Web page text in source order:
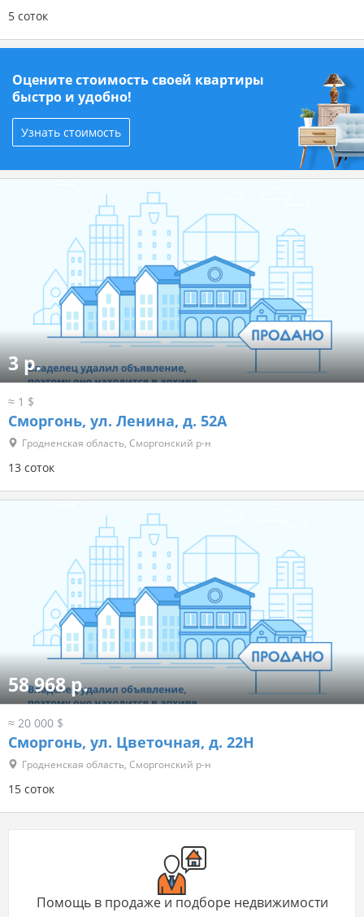
5 соток
Оцените стоимость своей квартиры
быстро и удобно!
Узнать стоимость
3 р.
≈ 1 $
Сморгонь, ул. Ленина, д. 52А
Гродненская область, Сморгонский р-н
13 соток
58 968 р.
≈ 20 000 $
Сморгонь, ул. Цветочная, д. 22Н
Гродненская область, Сморгонский р-н
15 соток
Помощь в продаже и подборе недвижимости